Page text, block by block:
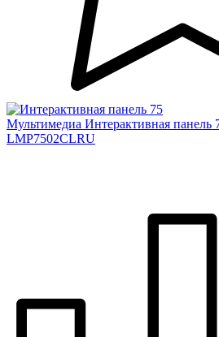
Мультимедиа Интерактивная панель
LMP7502CLRU